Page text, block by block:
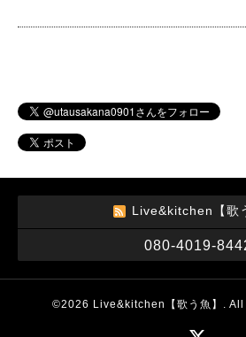
Live&kitchen【歌
080-4019-
©2026 Live&kitchen【歌う魚】 .